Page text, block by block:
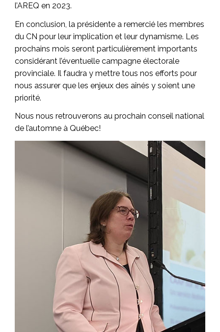
l’AREQ en 2023.
En conclusion, la présidente a remercié les membres
du CN pour leur implication et leur dynamisme. Les
prochains mois seront particulièrement importants
considérant l’éventuelle campagne électorale
provinciale. Il faudra y mettre tous nos efforts pour
nous assurer que les enjeux des aînés y soient une
priorité.
Nous nous retrouverons au prochain conseil national
de l’automne à Québec!